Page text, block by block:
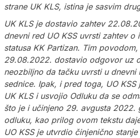
strane UK KLS, istina je sasvim
UK KLS je dostavio zahtev
dnevni red UO KSS uvrsti zahtev o
statusa KK Partizan. Tim povodom,
29.08.2022. dostavio odgovor uz
neozbiljno da tačku uvrsti u dnevni
sednice. Ipak, i pred toga, UO
UK KLS i usvojio Odluku da se
što je i učinjeno 29. avgusta 2022.
odluku, kao prilog ovom tekstu
UO KSS je utvrdio činjenično